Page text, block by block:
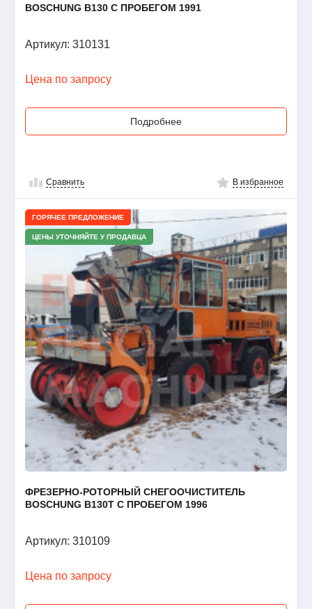
BOSCHUNG B130 С ПРОБЕГОМ 1991
Артикул: 310131
Цена по запросу
Подробнее
Сравнить В избранное
ГОРЯЧЕЕ ПРЕДЛОЖЕНИЕ
ЦЕНЫ УТОЧНЯЙТЕ У ПРОДАВЦА
ФРЕЗЕРНО-РОТОРНЫЙ СНЕГООЧИСТИТЕЛЬ
BOSCHUNG B130T С ПРОБЕГОМ 1996
Артикул: 310109
Цена по запросу